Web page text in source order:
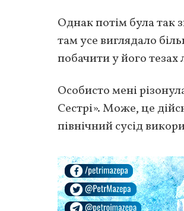
Однак потім була так
там усе виглядало
побачити у його
Особисто мені
Сестрі». Може, це
північний сусід